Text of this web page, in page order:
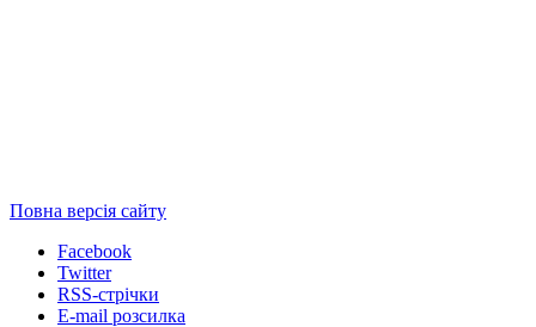
Повна версія сайту
Facebook
Twitter
RSS-стрічки
E-mail розсилка